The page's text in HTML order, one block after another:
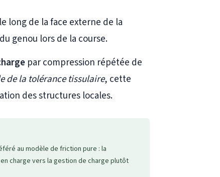
long de la face externe de la
genou lors de la course.
par compression répétée de
de la tolérance tissulaire, cette
des structures locales.
au modèle de friction pure : la
charge vers la gestion de charge plutôt